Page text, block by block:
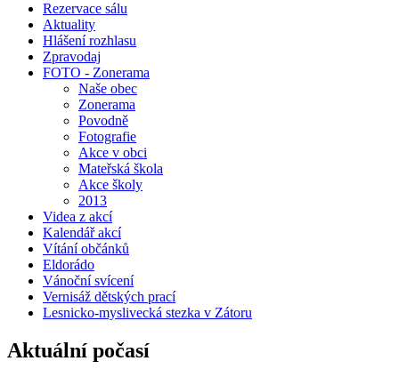
Rezervace sálu
Aktuality
Hlášení rozhlasu
Zpravodaj
FOTO - Zonerama
Naše obec
Zonerama
Povodně
Fotografie
Akce v obci
Mateřská škola
Akce školy
2013
Videa z akcí
Kalendář akcí
Vítání občánků
Eldorádo
Vánoční svícení
Vernisáž dětských prací
Lesnicko-myslivecká stezka v Zátoru
Aktuální počasí